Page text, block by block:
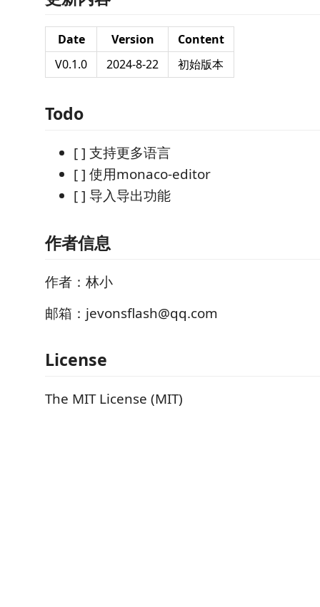
Date Version
Content
V0.1.0
2024-8-22 初始版本
Todo
[ ] 支持更多语言
[ ] 使用monaco-editor
[ ] 导入导出功能
作者信息
作者：林小
邮箱：jevonsflash@qq.com
License
The MIT License (MIT)